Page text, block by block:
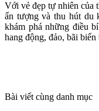
Với vẻ đẹp tự nhiên của
ấn tượng và thu hút du
khám phá những điều
hang động, đảo, bãi
Bài viết cùng danh mục